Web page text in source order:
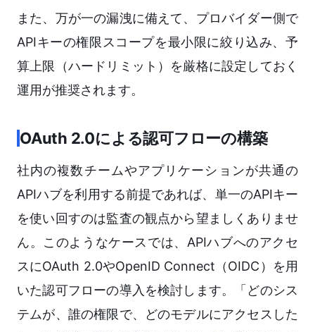
また、万が一の漏洩に備えて、プロバイダー側で
APIキーの権限スコープを最小限に絞り込み、予
算上限（ハードリミット）を厳格に設定しておく
運用が推奨されます。
OAuth 2.0による認可フローの構築
社内の複数チームやアプリケーションが共通の
APIハブを利用する前提であれば、単一のAPIキー
を使い回すのは監査の観点から望ましくありませ
ん。このようなケースでは、APIハブへのアクセ
スにOAuth 2.0やOpenID Connect（OIDC）を用
いた認可フローの導入を検討します。「どのシス
テムが、誰の権限で、どのモデルにアクセスした